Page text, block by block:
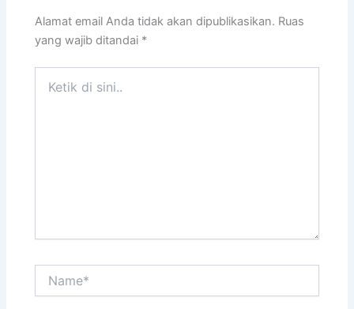
Alamat email Anda tidak akan dipublikasikan. Ruas
yang wajib ditandai *